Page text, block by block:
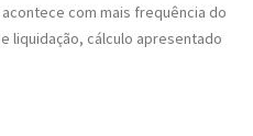
com mais frequência do
liquidação, cálculo apresentado